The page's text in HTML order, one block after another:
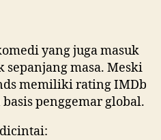
yang juga masuk
sepanjang masa. Meski
memiliki rating IMDb
penggemar global.